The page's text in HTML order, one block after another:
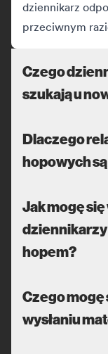
dziennikarz
przeciwnym
Czego
szukają u
Dlaczego
hopowych
Jak mogę
dziennikarzy
hopem?
Czego mogę
wysłaniu